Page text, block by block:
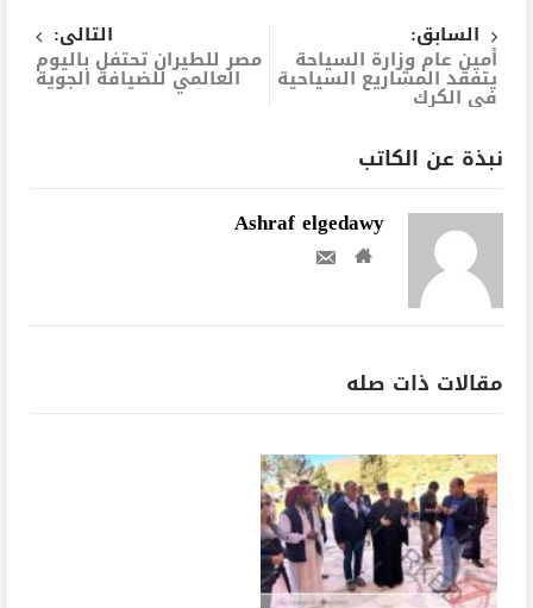
السابق:
أمين عام وزارة السياحة
يتفقد المشاريع السياحية
في الكرك
التالى:
مصر للطيران تحتفل باليوم
العالمي للضيافة الجوية
نبذة عن الكاتب
Ashraf elgedawy
مقالات ذات صله